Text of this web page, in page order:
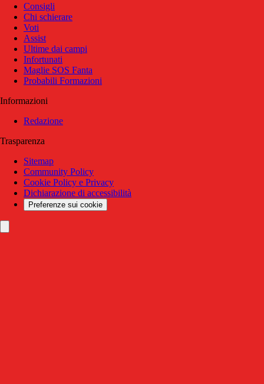
Consigli
Chi schierare
Voti
Assist
Ultime dai campi
Infortunati
Maglie SOS Fanta
Probabili Formazioni
Informazioni
Redazione
Trasparenza
Sitemap
Community Policy
Cookie Policy e Privacy
Dichiarazione di accessibilità
Preferenze sui cookie